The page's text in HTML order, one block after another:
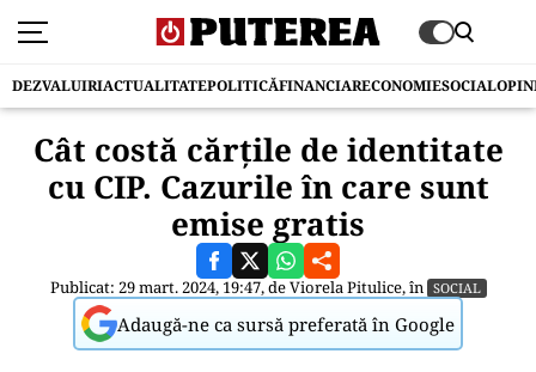
DEZVALUIRIACTUALITATEPOLITICĂFINANCIARECONOMIESOCIAL
Cât costă cărţile de identitate
cu CIP. Cazurile în care sunt
emise gratis
Publicat: 29 mart. 2024, 19:47, deViorela Pitulice, în SOCIAL
Adaugă-ne ca sursă preferată în Google